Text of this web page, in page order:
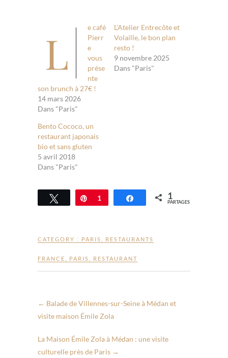
L
e café
Pierr
e
vous
prése
nte
son brunch à 27€ !
14 mars 2026
Dans "Paris"
L’Atelier Entrecôte et
Volaille, le bon plan
resto !
9 novembre 2025
Dans "Paris"
Bento Cococo, un
restaurant japonais
bio et sans gluten
5 avril 2018
Dans "Paris"
Tweetez Épingle
1 Partagez 1
PARTAGES
CATEGORY : PARIS RESTAURANTS
FRANCE PARIS RESTAURANT
← Balade de Villennes-sur-Seine à Médan et
visite maison Émile Zola
La Maison Émile Zola à Médan : une visite
culturelle près de Paris →